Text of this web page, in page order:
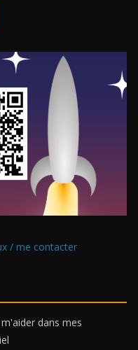
/ me contacter
dans mes